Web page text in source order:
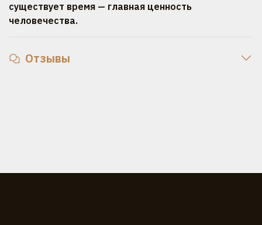
существует время — главная ценность
человечества.
Отзывы